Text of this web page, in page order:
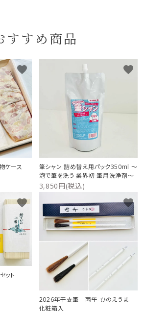
すすめ商品
ケース
favorite
筆シャン 詰め替え用パック350ml ～
泡で筆を洗う 業界初 筆用洗浄剤～
3,850円(税込)
favorite
ット
favorite
2026年干支筆 丙午-ひのえうま-
化粧箱入
favorite